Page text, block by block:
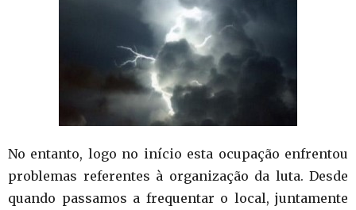
No entanto, logo no início esta ocupação enfrentou
problemas referentes à organização da luta. Desde
quando passamos a frequentar o local, juntamente